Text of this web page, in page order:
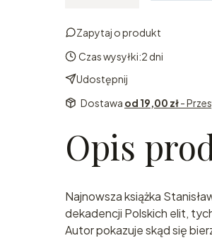
Zapytaj o produkt
Czas wysyłki:2 dni
Udostępnij
Dostawa od 19,00 zł-
Opis
Najnowsza książka
dekadencji Polskich elit,
Autor pokazuje skąd się